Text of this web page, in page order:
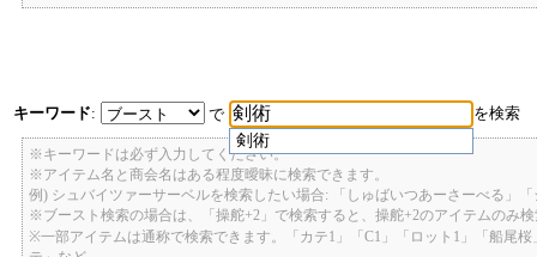
キーワード:
で
剣術
を検索
※キーワードは必ず入力してください。
※アイテム名と商会名はある程度曖昧に検索できます。
例) シュバイツァーサーベルを検索したい場合: 「しゅばいつあーさーべる」
※ブースト検索の場合は、「操舵+2」で検索すると、操舵+2のアイテムのみ
※一部アイテムは通称で検索できます。「カテ1」「C1」「ロット1」「船尾